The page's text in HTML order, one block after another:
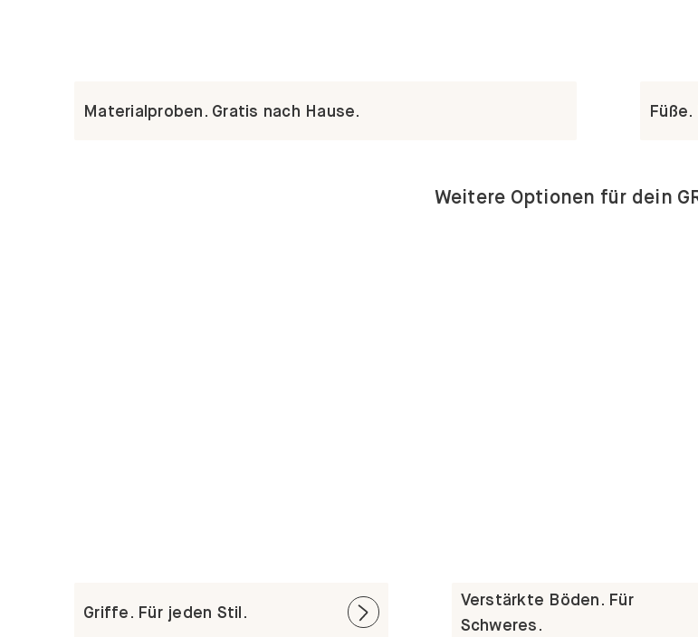
Materialproben. Gratis nach Hause.
Weitere Optionen für dein
Griffe. Für jeden Stil.
Verstärkte Böden. Für
Schweres.